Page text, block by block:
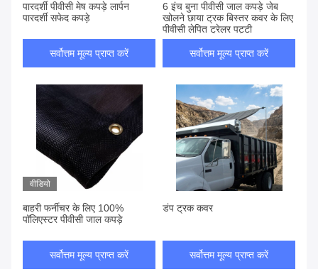
पारदर्शी पीवीसी मेष कपड़े लार्पन
पारदर्शी सफेद कपड़े
सर्वोत्तम मूल्य प्राप्त करें
6 इंच बुना पीवीसी जाल कपड़े जेब
खोलने छाया ट्रक बिस्तर कवर के लिए
पीवीसी लेपित ट्रेलर पट्टी
सर्वोत्तम मूल्य प्राप्त करें
वीडियो
बाहरी फर्नीचर के लिए 100%
पॉलिएस्टर पीवीसी जाल कपड़े
सर्वोत्तम मूल्य प्राप्त करें
डंप ट्रक कवर
सर्वोत्तम मूल्य प्राप्त करें